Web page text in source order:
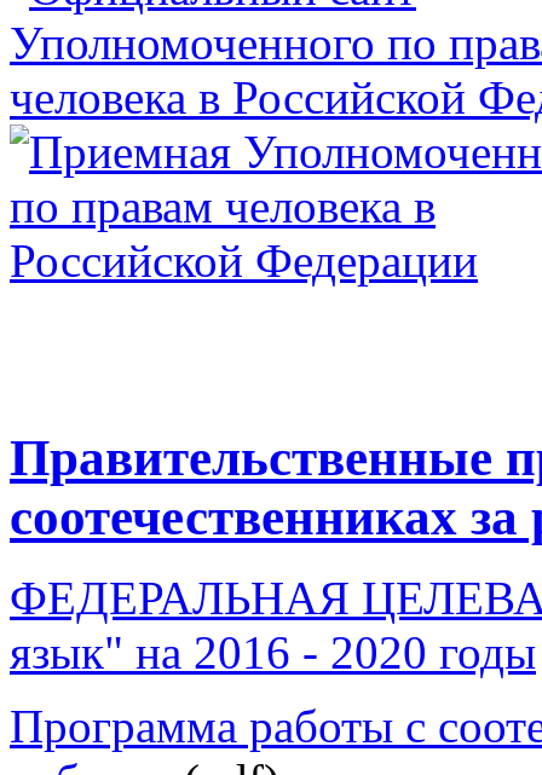
Правительственные
соотечественниках
ФЕДЕРАЛЬНАЯ
язык" на 2016 - 2020 годы
Программа работы с